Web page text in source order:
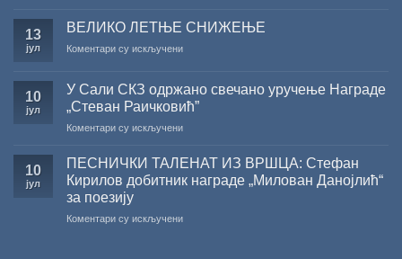
за
капиталних
на
српском
РАДОЈЧИЋ
ЖИЧКЕ
2026.
ГОДИНУ
13
јул
ВЕЛИКО ЛЕТЊЕ СНИЖЕЊЕ
Коментари су искљученина
СНИЖЕЊЕ
10
јул
У Сали СКЗ одржано свечано уручење Награде
„Стеван Раичковић”
Коментари су искљученина
Сали
одржано
уручење
10
јул
ПЕСНИЧКИ ТАЛЕНАТ ИЗ ВРШЦА: Стефан
Кирилов добитник награде „Милован Данојлић“
за поезију
Коментари су искљученина